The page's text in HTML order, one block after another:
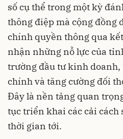
số cụ thể trong một kỳ
thông điệp mà cộng đồng
chính quyền thông qua
nhận những nỗ lực của
trường đầu tư kinh doanh,
chính và tăng cường đối
Đây là nền tảng quan
tục triển khai các cải cách
thời gian tới.